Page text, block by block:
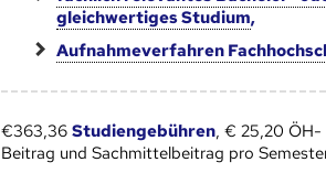
gleichwertiges Studium,
Aufnahmeverfahren
€363,36Studiengebühren, € 25,20 ÖH-
Beitrag und Sachmittelbeitrag pro